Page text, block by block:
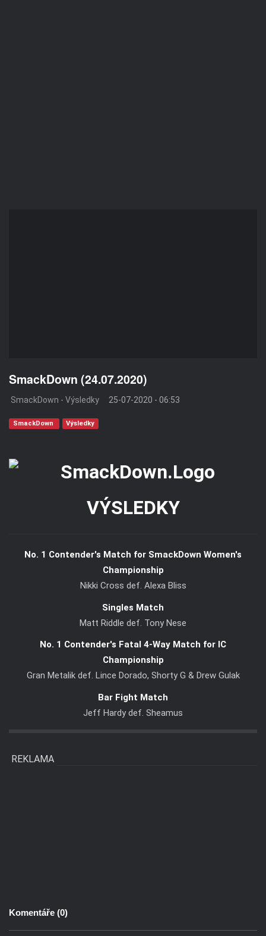
SmackDown (24.07.2020)
SmackDown - Výsledky 25-07-2020 - 06:53
SmackDown Výsledky
VÝSLEDKY
No. 1 Contender's Match for SmackDown Women's
Championship
Nikki Cross def. Alexa Bliss
Singles Match
Matt Riddle def. Tony Nese
No. 1 Contender's Fatal 4-Way Match for IC
Championship
Gran Metalik def. Lince Dorado, Shorty G & Drew Gulak
Bar Fight Match
Jeff Hardy def. Sheamus
REKLAMA
Komentáře (0)